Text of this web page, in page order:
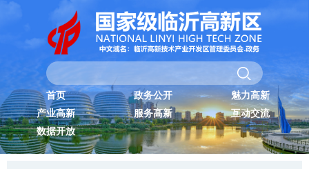
首页 政务公开
魅力高新
产业高新
服务高新
互动交流
数据开放